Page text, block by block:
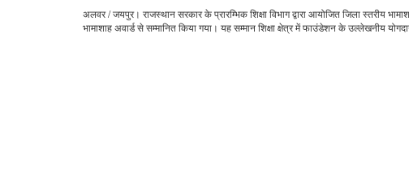
अलवर / जयपुर। राजस्थान सरकार के प्रारम्भिक शिक्षा विभाग द्वारा आयोजित जिला स्तरीय
भामाशाह अवार्ड से सम्मानित किया गया। यह सम्मान शिक्षा क्षेत्र में फाउंडेशन के उल्लेखनीय